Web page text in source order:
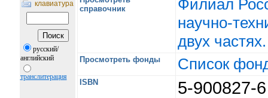
справочник
Филиал
научно-
двух
Просмотреть фонды Список
ISBN 5-900827-
клавиатура
русский/
английский
транслитерация